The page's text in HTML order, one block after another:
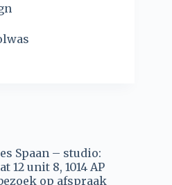
Spaan – studio:
12 unit 8, 1014 AP
op afspraak